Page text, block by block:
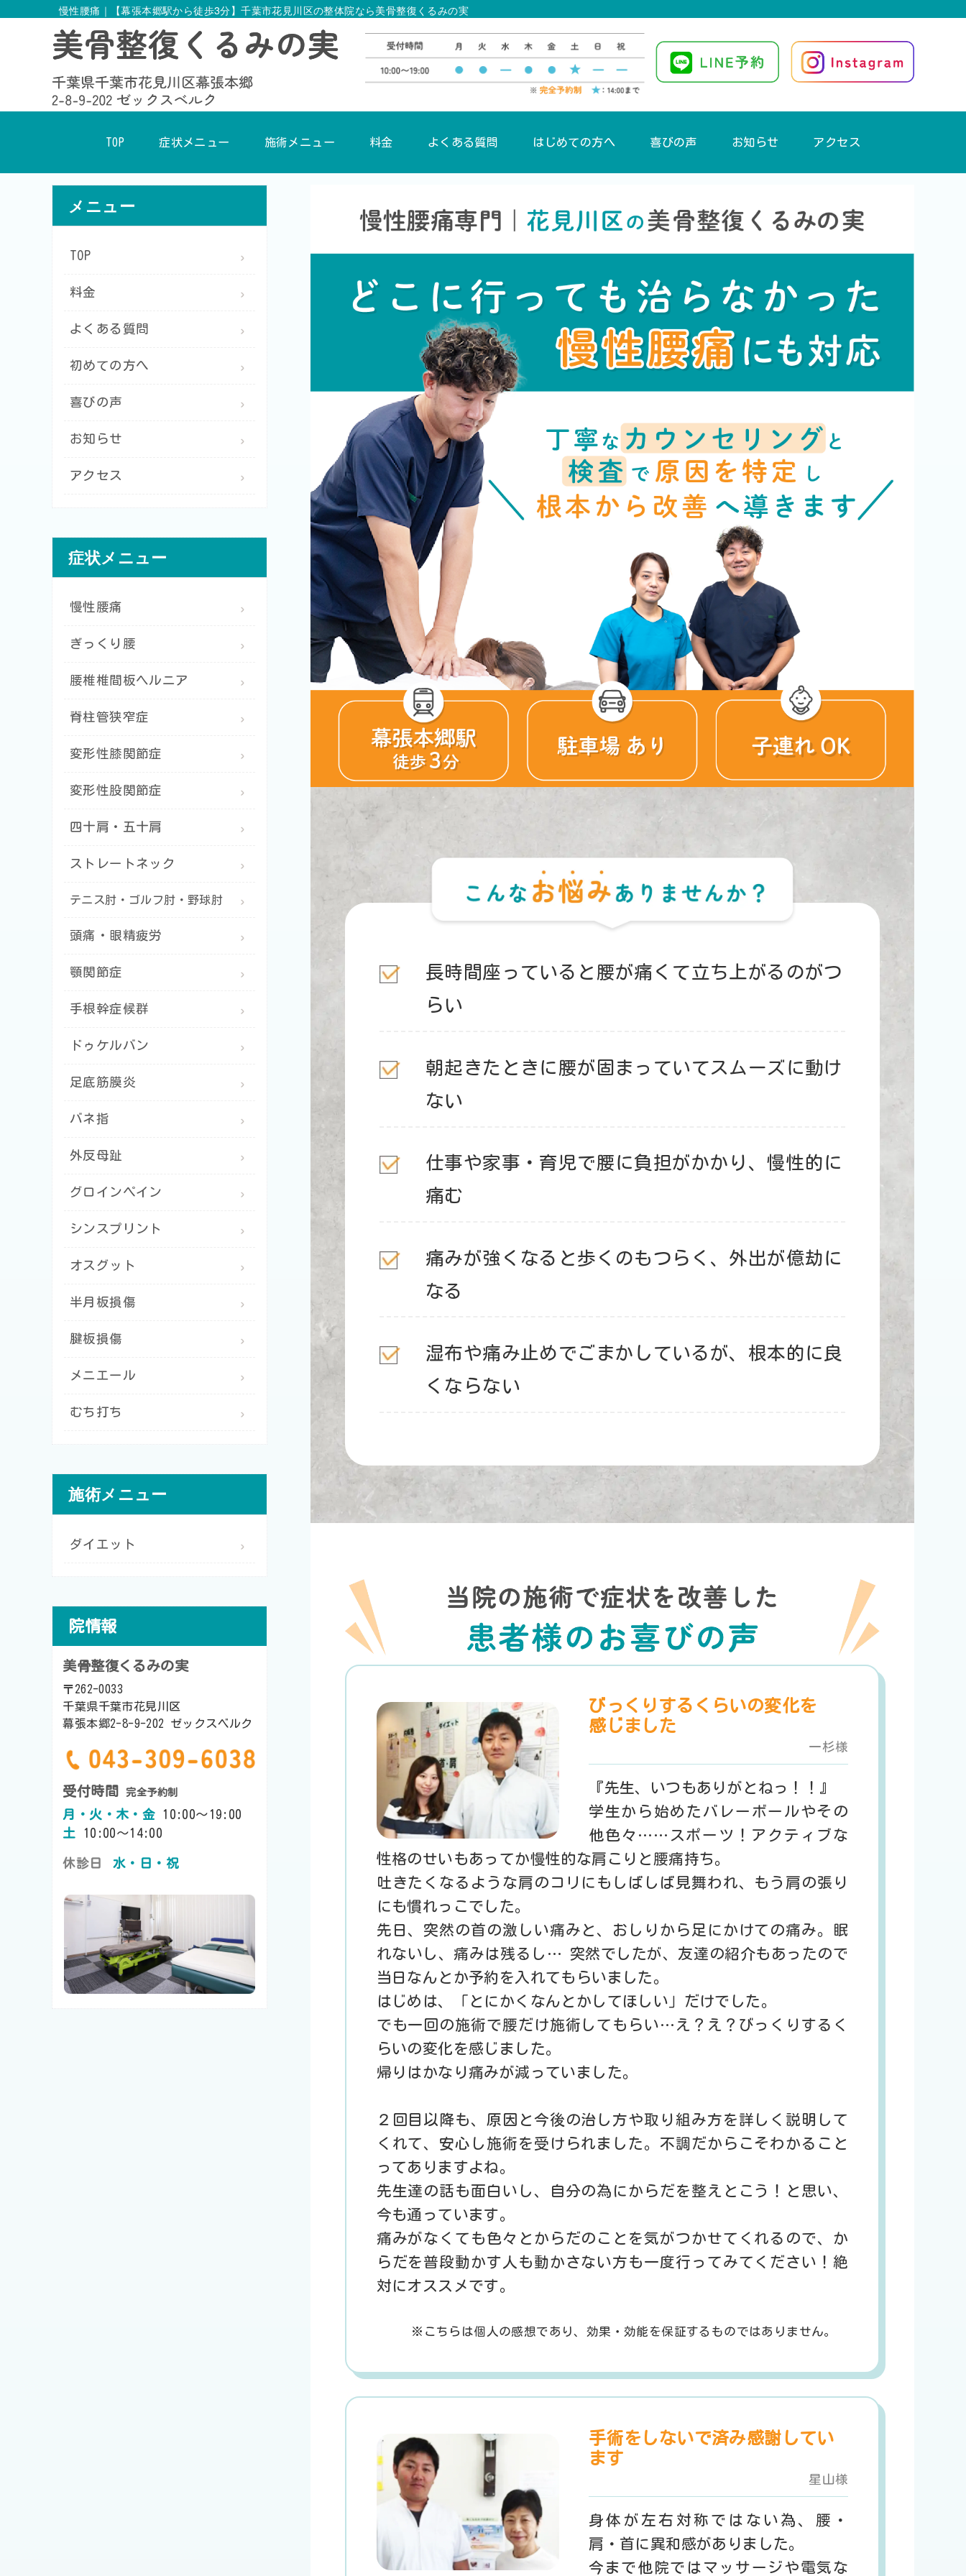
慢性腰痛｜【幕張本郷駅から徒歩3分】千葉市花見川区の整体院なら美骨整復くるみの実
TOP 症状メニュー 施術メニュー 料金 よくある質問 はじめての方へ 喜びの声 お知らせ アクセス
長時間座っていると腰が痛くて立ち上がるのがつ
らい
朝起きたときに腰が固まっていてスムーズに動け
ない
仕事や家事・育児で腰に負担がかかり、慢性的に
痛む
痛みが強くなると歩くのもつらく、外出が億劫に
なる
湿布や痛み止めでごまかしているが、根本的に良
くならない
びっくりするくらいの変化を
感じました
一杉様
『先生、いつもありがとねっ！！』
学生から始めたバレーボールやその
他色々……スポーツ！アクティブな
性格のせいもあってか慢性的な肩こりと腰痛持ち。
吐きたくなるような肩のコリにもしばしば見舞われ、もう肩の張り
にも慣れっこでした。
先日、突然の首の激しい痛みと、おしりから足にかけての痛み。眠
れないし、痛みは残るし… 突然でしたが、友達の紹介もあったので
当日なんとか予約を入れてもらいました。
はじめは、「とにかくなんとかしてほしい」だけでした。
でも一回の施術で腰だけ施術してもらい…え？え？びっくりするく
らいの変化を感じました。
帰りはかなり痛みが減っていました。
２回目以降も、原因と今後の治し方や取り組み方を詳しく説明して
くれて、安心し施術を受けられました。不調だからこそわかること
ってありますよね。
先生達の話も面白いし、自分の為にからだを整えとこう！と思い、
今も通っています。
痛みがなくても色々とからだのことを気がつかせてくれるので、か
らだを普段動かす人も動かさない方も一度行ってみてください！絶
対にオススメです。
※こちらは個人の感想であり、 効果・効能を保証するものではありません。
手術をしないで済み感謝してい
ます
星山様
身体が左右対称ではない為、腰・
肩・首に異和感がありました。
今まで他院ではマッサージや電気な
メニュー
TOP
料金
よくある質問
初めての方へ
喜びの声
お知らせ
アクセス
症状メニュー
慢性腰痛
ぎっくり腰
腰椎椎間板ヘルニア
脊柱管狭窄症
変形性膝関節症
変形性股関節症
四十肩・五十肩
ストレートネック
テニス肘・ゴルフ肘・野球肘
頭痛・眼精疲労
顎関節症
手根幹症候群
ドゥケルバン
足底筋膜炎
バネ指
外反母趾
グロインペイン
シンスプリント
オスグット
半月板損傷
腱板損傷
メニエール
むち打ち
施術メニュー
ダイエット
院情報
美骨整復くるみの実
〒262-0033
千葉県千葉市花見川区
幕張本郷2-8-9-202 ゼックスベルク
受付時間 完全予約制
月・火・木・金
10:00～19:00
土
10:00～14:00
休診日 水・日・祝